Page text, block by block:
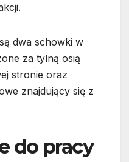
dwa schowki w
za tylną osią
stronie oraz
znajdujący się z
do pracy